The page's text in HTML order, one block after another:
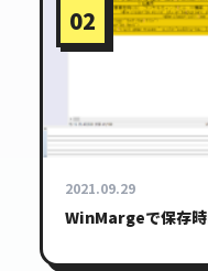
02
2021.09.29
WinMargeで保存時